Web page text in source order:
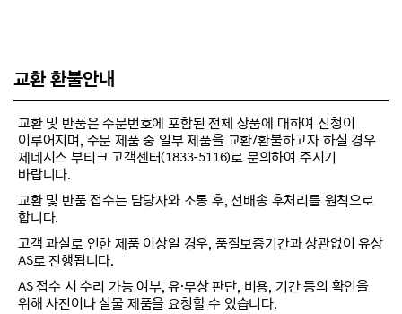
교환 환불안내
교환 및 반품은 주문번호에 포함된 전체 상품에 대하여 신청이
이루어지며, 주문 제품 중 일부 제품을 교환/환불하고자 하실 경우
제네시스 부티크 고객센터(1833-5116)로 문의하여 주시기
바랍니다.
교환 및 반품 접수는 담당자와 소통 후, 선배송 후처리를 원칙으로
합니다.
고객 과실로 인한 제품 이상일 경우, 품질보증기간과 상관없이 유상
AS로 진행됩니다.
AS 접수 시 수리 가능 여부, 유·무상 판단, 비용, 기간 등의 확인을
위해 사진이나 실물 제품을 요청할 수 있습니다.